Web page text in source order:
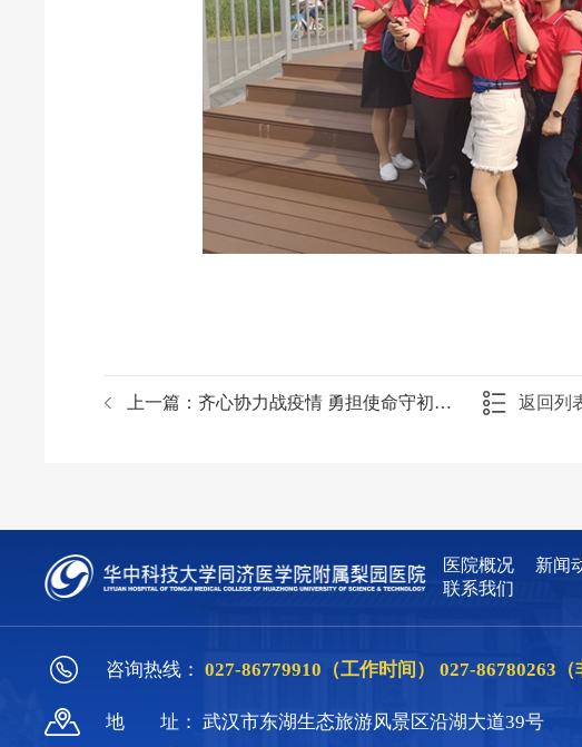
上一篇： 齐心协力战疫情 勇担使命守初心——记梨园医院护理部 返回列
医院概况 新闻
联系我们
咨询热线： 027-86779910（工作时间）027-86780263（
地 址： 武汉市东湖生态旅游风景区沿湖大道39号